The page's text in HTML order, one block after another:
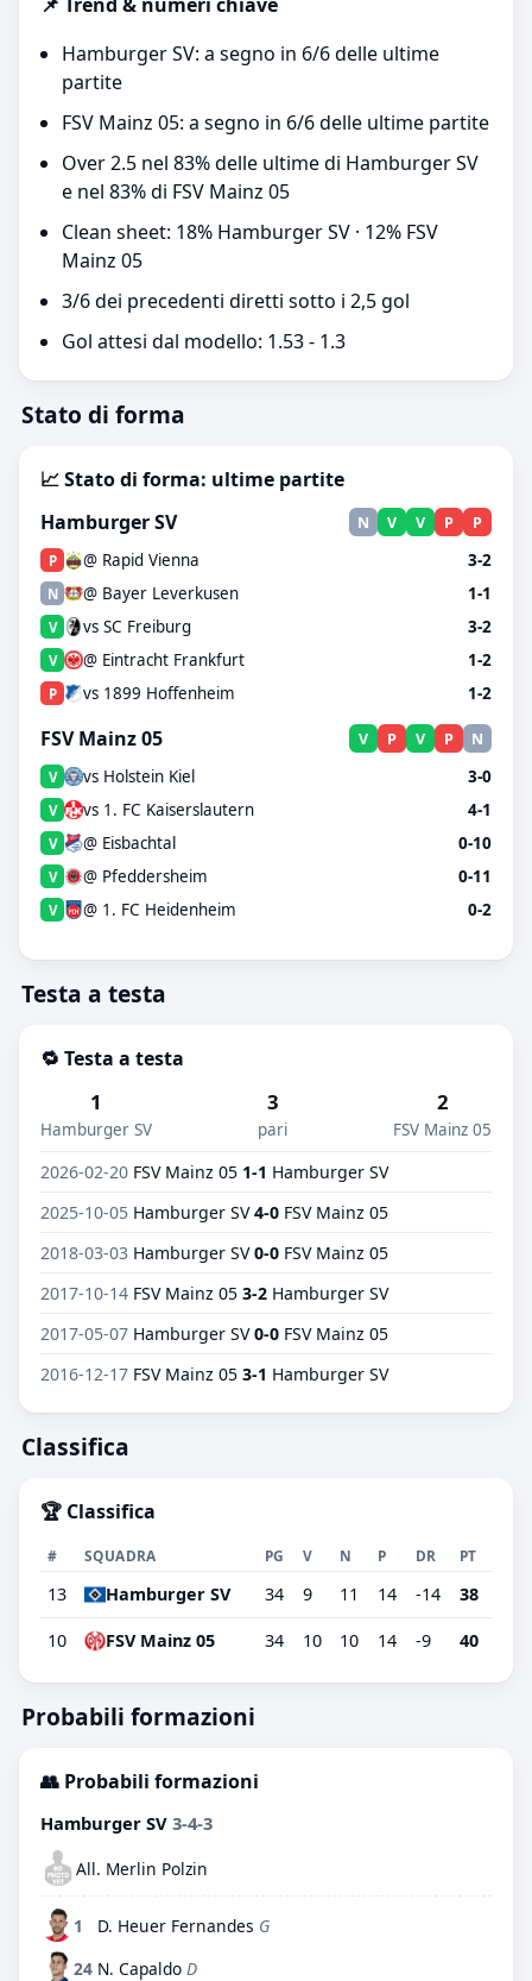
Hamburger SV: a segno in 6/6 delle ultime
partite
FSV Mainz 05: a segno in 6/6 delle ultime partite
Over 2.5 nel 83% delle ultime di Hamburger SV
e nel 83% di FSV Mainz 05
Clean sheet: 18% Hamburger SV · 12% FSV
Mainz 05
3/6 dei precedenti diretti sotto i 2,5 gol
Gol attesi dal modello: 1.53 - 1.3
Stato di forma
📈 Stato di forma: ultime partite
Hamburger SV
N V V P P
P @ Rapid Vienna 3-2
N @ Bayer Leverkusen 1-1
V vs SC Freiburg 3-2
V @ Eintracht Frankfurt 1-2
P vs 1899 Hoffenheim 1-2
FSV Mainz 05 V P V P N
V vs Holstein Kiel 3-0
V vs 1. FC Kaiserslautern 4-1
V @ Eisbachtal 0-10
V @ Pfeddersheim 0-11
V @ 1. FC Heidenheim 0-2
Testa a testa
🔁 Testa a testa
1
Hamburger SV
3
pari
2
FSV Mainz 05
2026-02-20 FSV Mainz 05 1-1 Hamburger SV
2025-10-05 Hamburger SV4-0 FSV Mainz 05
2018-03-03 Hamburger SV0-0 FSV Mainz 05
2017-10-14 FSV Mainz 05 3-2 Hamburger SV
2017-05-07 Hamburger SV0-0 FSV Mainz 05
2016-12-17 FSV Mainz 05 3-1 Hamburger SV
Classifica
🏆 Classifica
# SQUADRA PG V N P DR PT
13 Hamburger SV 34 9 11 14 -14 38
10 FSV Mainz 05 34 10 10 14 -9 40
Probabili formazioni
👥 Probabili formazioni
Hamburger SV 3-4-3
All. Merlin Polzin
1 D. Heuer Fernandes G
24 N. Capaldo D